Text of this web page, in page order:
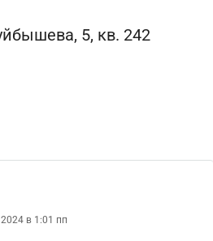
5, кв. 242
в 1:01 пп